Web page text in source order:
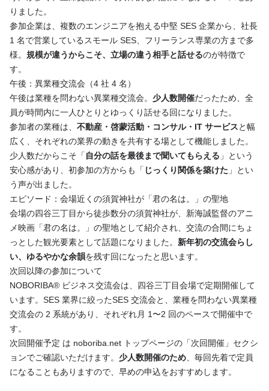
りました。
参加企業は、複数のエンジニアを抱える中堅 SES 企業から、社長
1 名で営業しているスモール SES、フリーランス専業の方まで多
様。 規模が違うからこそ、立場の違う相手と話せるのが特徴で
す。
午後：異業種交流会（4 社 4 名）
午後は業種を問わない異業種交流会。 少人数開催だったため、全
員が時間内に一人ひとりとゆっくり話せる回になりました。
参加者の業種は、 不動産・啓蒙活動・コンサル・IT サービスと幅
広く、それぞれの業界の動きを共有する場として機能しました。
少人数だからこそ「 自分の話を最後まで聞いてもらえる 」という
安心感があり、初参加の方からも「 じっくり関係を築けた 」とい
う声が出ました。
エピソード：会場近くの須賀神社が「君の名は。」の聖地
会場の四谷三丁目から徒歩数分の須賀神社が、新海誠監督のアニ
メ映画「君の名は。」の聖地として紹介され、交流の合間にちょ
っとした観光要素として話題になりました。 新年初の交流会らし
い、ゆるやかな余韻を残す回になったと思います。
次回以降の参加について
NOBORIBA® ビジネス交流会は、四谷三丁目会場で定期開催して
います。SES 業界に絞ったSES 交流会と、業種を問わない異業種
交流会の 2 系統があり、それぞれ月 1〜2 回のペースで開催中で
す。
次回開催予定 は noboriba.net トップページの「次回開催」セクシ
ョンでご確認いただけます。 少人数開催のため 、毎回先着で定員
になることもありますので、早めの申込をおすすめします。